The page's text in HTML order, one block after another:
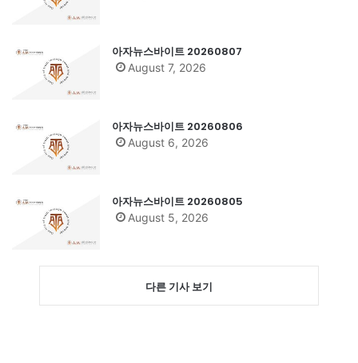
아자뉴스바이트 20260807
August 7, 2026
아자뉴스바이트 20260806
August 6, 2026
아자뉴스바이트 20260805
August 5, 2026
다른 기사 보기